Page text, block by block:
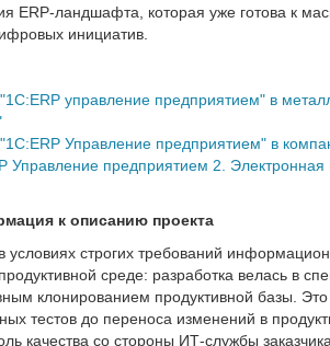
ERP-ландшафта, которая уже готова к
инициатив.
управление предприятием" в
Управление предприятием" в
Управление предприятием 2.
к описанию проекта
условиях строгих требований
среде: разработка велась в
клонированием продуктивной базы.
тестов до переноса изменений в
качества со стороны ИТ-службы